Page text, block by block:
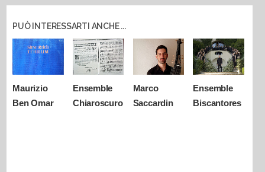
PUÒ INTERESSARTI ANCHE ...
Maurizio
Ben Omar
Ensemble
Chiaroscuro
Marco
Saccardin
Ensemble
Biscantores